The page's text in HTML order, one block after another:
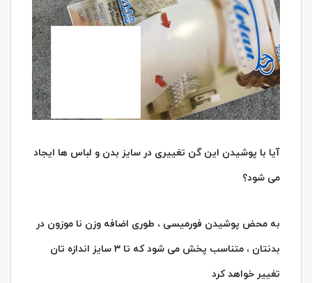
آیا با پوشیدن این گن تغییری در سایز بدن و لباس ها ایجاد
می شود؟
به محض پوشیدن فورمیسی ، طوری اضافه وزن نا موزون در
بدنتان ، متناسب پخش می شود که تا 3 سایز اندازه تان
تغییر خواهد کرد